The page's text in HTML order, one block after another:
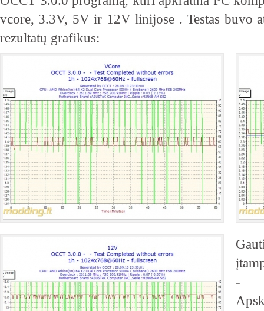
vcore, 3.3V, 5V ir 12V linijose . Testas buvo
rezultatų grafikus:
-